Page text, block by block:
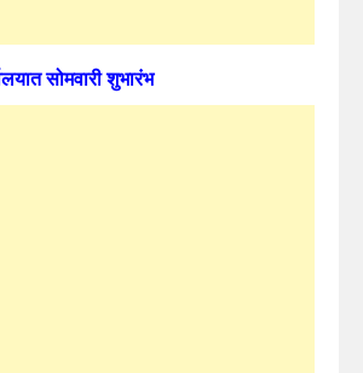
सोमवारी शुभारंभ